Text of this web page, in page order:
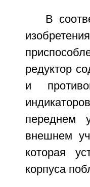
В
редуктор
и
переднем
внешнем
которая
корпуса